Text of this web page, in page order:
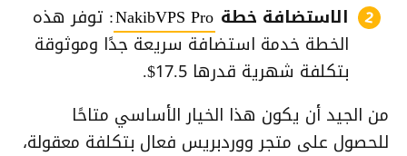
الاستضافة خطة NakibVPS Pro: توفر هذه
الخطة خدمة استضافة سريعة جدًا وموثوقة
بتكلفة شهرية قدرها 17.5$.
من الجيد أن يكون هذا الخيار الأساسي متاحًا
للحصول على متجر ووردبريس فعال بتكلفة معقولة،